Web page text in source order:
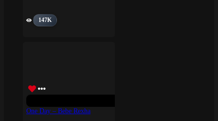
147K
One Day – Bebe Rexha